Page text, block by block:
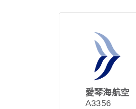
愛琴海航空
A3356